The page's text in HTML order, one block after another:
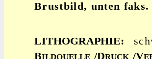
Brustbild, unten faks.
LITHOGRAPHIE:
BILDQUELLE /DRUCK /V